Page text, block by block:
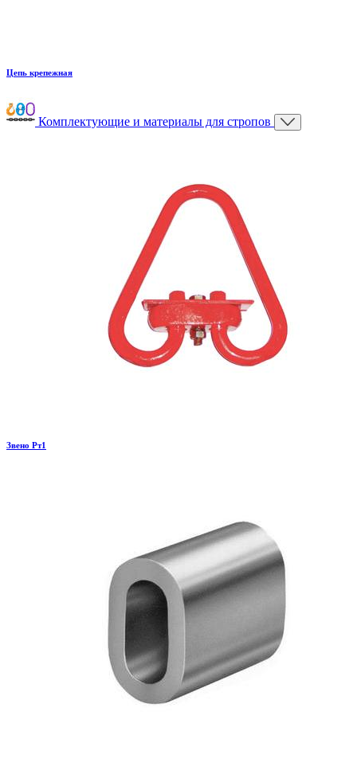
Цепь крепежная
Комплектующие и материалы для стропов
Звено Рт1